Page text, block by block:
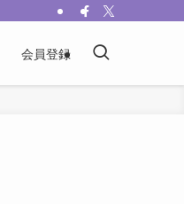
会員登録